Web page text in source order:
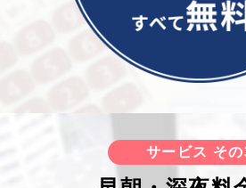
サービス その